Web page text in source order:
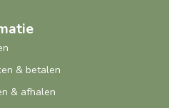
& betalen
& afhalen